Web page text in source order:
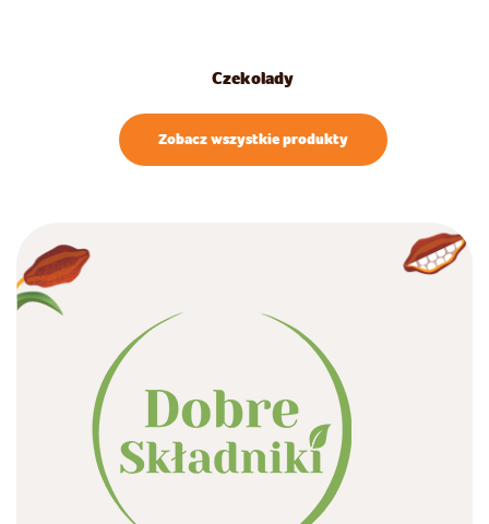
Czekolady
Zobacz wszystkie produkty